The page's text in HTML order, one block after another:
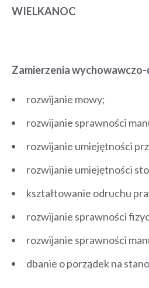
WIELKANOC
Zamierzenia
rozwijanie mowy;
rozwijanie sprawności
rozwijanie umiejętności
rozwijanie umiejętności
kształtowanie odruchu
rozwijanie sprawności
rozwijanie sprawności
dbanie o porządek na